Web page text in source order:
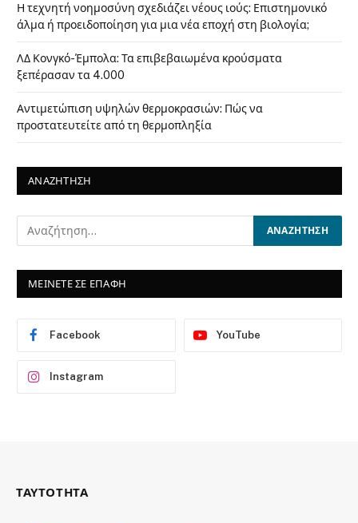
Η τεχνητή νοημοσύνη σχεδιάζει νέους ιούς: Επιστημονικό
άλμα ή προειδοποίηση για μια νέα εποχή στη βιολογία;
ΛΔ Κονγκό-Έμπολα: Τα επιβεβαιωμένα κρούσματα
ξεπέρασαν τα 4.000
Αντιμετώπιση υψηλών θερμοκρασιών: Πώς να
προστατευτείτε από τη θερμοπληξία
ΑΝΑΖΗΤΗΣΗ
ΜΕΙΝΕΤΕ ΣΕ ΕΠΑΦΗ
Facebook YouTube
Instagram
ΤΑΥΤΟΤΗΤΑ